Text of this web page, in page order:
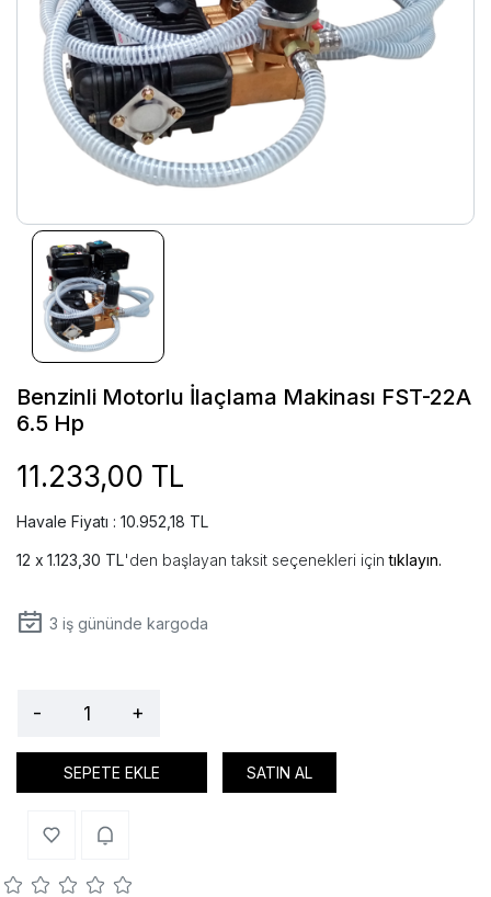
Benzinli Motorlu İlaçlama Makinası FST-22A
6.5 Hp
11.233,00 TL
Havale Fiyatı : 10.952,18 TL
1.123,30 TL'den başlayan taksit seçenekleri içintıklayın.
3 iş gününde kargoda
- +
SEPETE EKLE SATIN AL